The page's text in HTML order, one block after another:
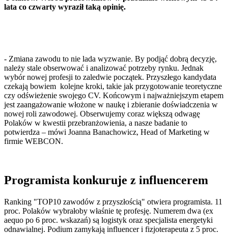
lata co czwarty wyraził taką opinię.
- Zmiana zawodu to nie lada wyzwanie. By podjąć dobrą decyzję,
należy stale obserwować i analizować potrzeby rynku. Jednak
wybór nowej profesji to zaledwie początek. Przyszłego kandydata
czekają bowiem kolejne kroki, takie jak przygotowanie teoretyczne
czy odświeżenie swojego CV. Końcowym i najważniejszym etapem
jest zaangażowanie włożone w naukę i zbieranie doświadczenia w
nowej roli zawodowej. Obserwujemy coraz większą odwagę
Polaków w kwestii przebranżowienia, a nasze badanie to
potwierdza – mówi Joanna Banachowicz, Head of Marketing w
firmie WEBCON.
Programista konkuruje z influencerem
Ranking "TOP10 zawodów z przyszłością" otwiera programista. 11
proc. Polaków wybrałoby właśnie tę profesję. Numerem dwa (ex
aequo po 6 proc. wskazań) są logistyk oraz specjalista energetyki
odnawialnej. Podium zamykają influencer i fizjoterapeuta z 5 proc.